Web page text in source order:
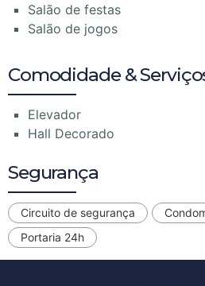
Salão de festas
Salão de jogos
Comodidade &
Elevador
Hall Decorado
Segurança
Circuito de segurança
Portaria 24h